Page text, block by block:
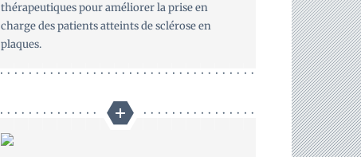
thérapeutiques pour améliorer la prise en
charge des patients atteints de sclérose en
plaques.